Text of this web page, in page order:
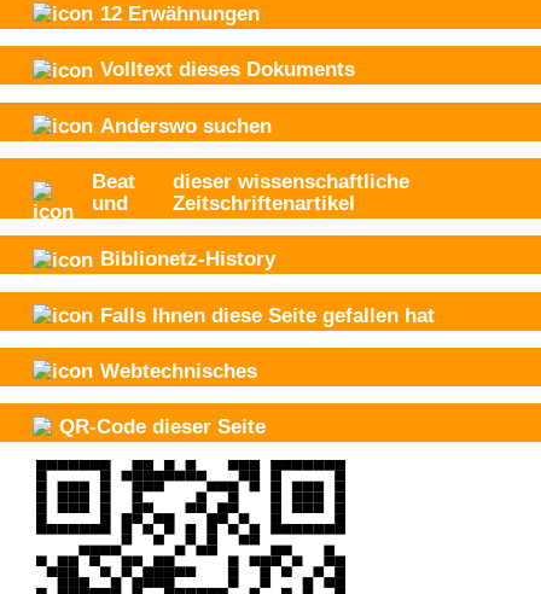
12 Erwähnungen
Volltext dieses Dokuments
Anderswo suchen
Beat
und
dieser wissenschaftliche
Zeitschriftenartikel
Biblionetz-History
Falls Ihnen diese Seite gefallen hat
Webtechnisches
QR-Code dieser Seite